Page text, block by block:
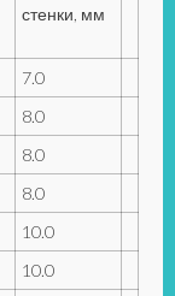
стенки, мм
7.0
8.0
8.0
8.0
10.0
10.0